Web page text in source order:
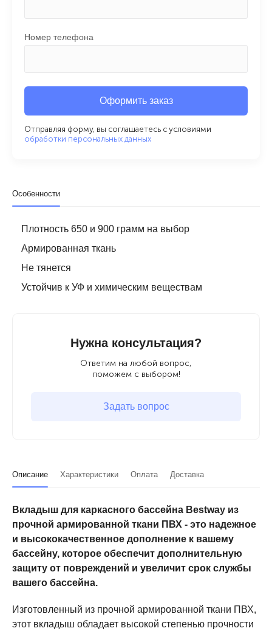
Номер телефона
Оформить заказ
Отправляя форму, вы соглашаетесь с условиями
обработки персональных данных
Описание Характеристики Оплата Доставка
Вкладыш для каркасного бассейна Bestway из
прочной армированной ткани ПВХ - это надежное
и высококачественное дополнение к вашему
бассейну, которое обеспечит дополнительную
защиту от повреждений и увеличит срок службы
вашего бассейна.
Изготовленный из прочной армированной ткани ПВХ,
этот вкладыш обладает высокой степенью прочности
Особенности
Плотность 650 и 900 грамм на выбор
Армированная ткань
Не тянется
Устойчив к УФ и химическим веществам
Нужна консультация?
Ответим на любой вопрос,
поможем с выбором!
Задать вопрос